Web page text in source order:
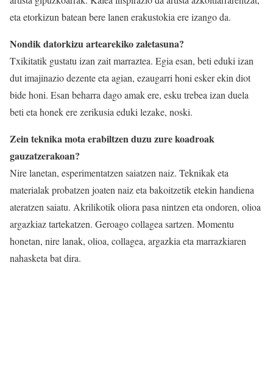
eta etorkizun batean bere lanen erakustokia ere izango da.
Nondik datorkizu artearekiko zaletasuna?
Txikitatik gustatu izan zait marraztea. Egia esan, beti eduki izan
dut imajinazio dezente eta agian, ezaugarri honi esker ekin diot
bide honi. Esan beharra dago amak ere, esku trebea izan duela
beti eta honek ere zerikusia eduki lezake, noski.
Zein teknika mota erabiltzen duzu zure koadroak
gauzatzerakoan?
Nire lanetan, esperimentatzen saiatzen naiz. Teknikak eta
materialak probatzen joaten naiz eta bakoitzetik etekin handiena
ateratzen saiatu. Akrilikotik oliora pasa nintzen eta ondoren, olioa
argazkiaz tartekatzen. Geroago collagea sartzen. Momentu
honetan, nire lanak, olioa, collagea, argazkia eta marrazkiaren
nahasketa bat dira.